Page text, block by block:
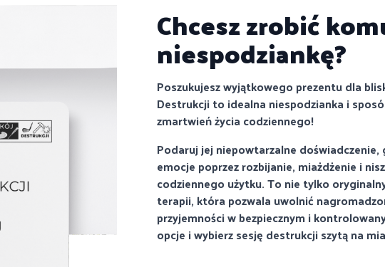
Chcesz zrobić
niespodziankę?
Poszukujesz wyjątkowego prezentu dla
Destrukcji to idealna niespodzianka i
zmartwień życia codziennego!
Podaruj jej niepowtarzalne
emocje poprzez rozbijanie, miażdżenie i
codziennego użytku. To nie tylko
terapii, która pozwala uwolnić
przyjemności w bezpiecznym i
opcje i wybierz sesję destrukcji szytą na